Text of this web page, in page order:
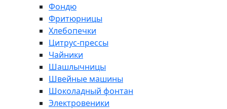
Фондю
Фритюрницы
Хлебопечки
Цитрус-прессы
Чайники
Шашлычницы
Швейные машины
Шоколадный фонтан
Электровеники